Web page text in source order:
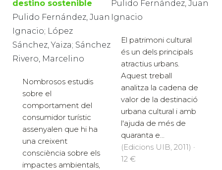
destino sostenible
Pulido Fernández, Juan
Ignacio; López
Sánchez, Yaiza; Sánchez
Rivero, Marcelino
Nombrosos estudis
sobre el
comportament del
consumidor turístic
assenyalen que hi ha
una creixent
consciència sobre els
impactes ambientals,
Pulido Fernández, Juan
Ignacio
El patrimoni cultural
és un dels principals
atractius urbans.
Aquest treball
analitza la cadena de
valor de la destinació
urbana cultural i amb
l'ajuda de més de
quaranta e...
(Edicions UIB, 2011) ·
12 €